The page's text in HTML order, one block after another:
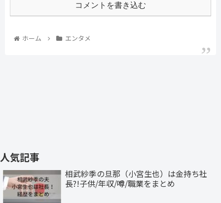
コメントを書き込む
ホーム エンタメ
人気記事
相武紗季の旦那（小宮生也）は金持ち社
長?!子供/年収/噂/職業をまとめ